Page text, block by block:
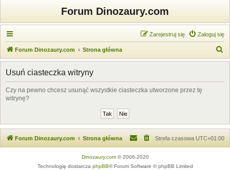
Forum Dinozaury.com
Zaloguj się
Zarejestruj się
Forum Dinozaury.com Strona główna
z
Usuń ciasteczka witryny
Czy na pewno chcesz usunąć wszystkie ciasteczka utworzone przez tę
witrynę?
Forum Dinozaury.com Strona główna Strefa czasowa UTC+01:00
Dinozaury.com© 2006-2020
Technologię dostarcza phpBB® Forum Software © phpBB Limited